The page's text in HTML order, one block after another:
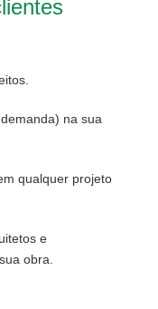
na sua
qualquer projeto
e
obra.